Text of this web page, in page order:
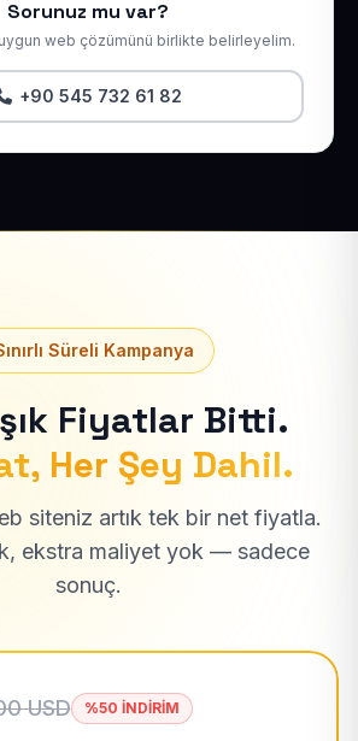
Sorunuz mu var?
web çözümünü birlikte belirleyelim.
+90 545 732 61 82
Süreli Kampanya
Fiyatlar Bitti.
Her Şey Dahil.
siteniz artık tek bir net fiyatla.
ekstra maliyet yok — sadece
sonuç.
USD %50 İNDİRİM